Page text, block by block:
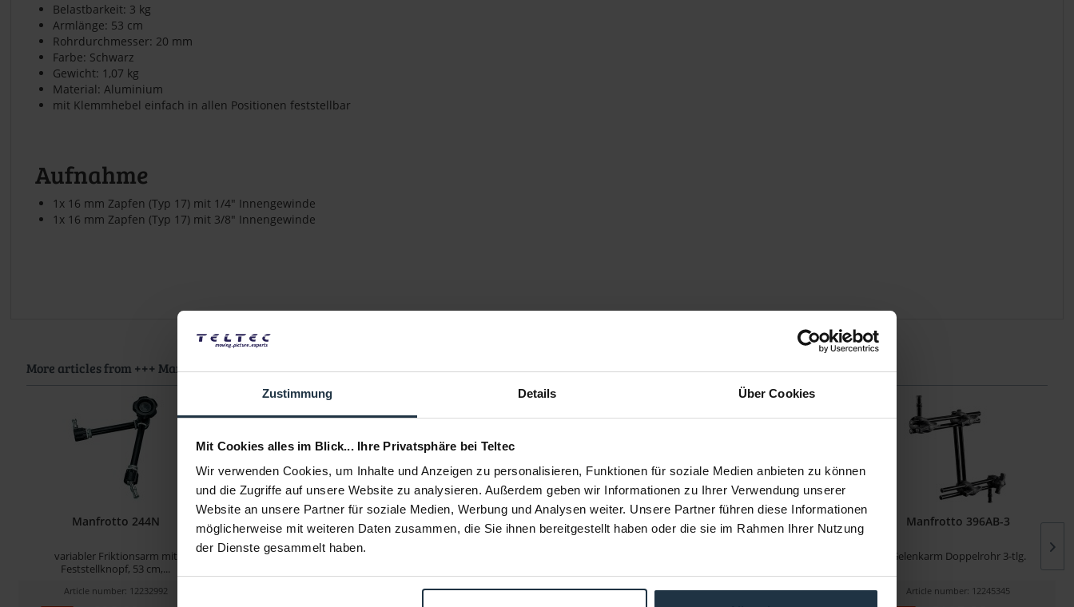
Zustimmung Details Über Cookies
Mit Cookies alles im Blick... Ihre Privatsphäre bei Teltec
Wir verwenden Cookies, um Inhalte und Anzeigen zu personalisieren, Funktionen für soziale Medien anbieten zu können
und die Zugriffe auf unsere Website zu analysieren. Außerdem geben wir Informationen zu Ihrer Verwendung unserer
Website an unsere Partner für soziale Medien, Werbung und Analysen weiter. Unsere Partner führen diese Informationen
möglicherweise mit weiteren Daten zusammen, die Sie ihnen bereitgestellt haben oder die sie im Rahmen Ihrer Nutzung
der Dienste gesammelt haben.
Belastbarkeit: 3 kg
Armlänge: 53 cm
Rohrdurchmesser: 20 mm
Farbe: Schwarz
Gewicht: 1,07 kg
Material: Aluminium
mit Klemmhebel einfach in allen Positionen feststellbar
Aufnahme
1x 16 mm Zapfen (Typ 17) mit 1/4" Innengewinde
1x 16 mm Zapfen (Typ 17) mit 3/8" Innengewinde
More articles from +++ Manfrotto +++ look at
Manfrotto 244N
variabler Friktionsarm mit
Feststellknopf, 53 cm,...
Article number: 12232992
Manfrotto 244 Magic Arm
Magic Arm, Feststellknopf und
Manfrotto 244MICRO Friktionsarm
Article number: 12255067
Manfrotto 244Micro Friktionsarm
Kit
Article number: 12255068
Manfrotto 396AB-3
Gelenkarm Doppelrohr 3-tlg.
Article number: 12245345